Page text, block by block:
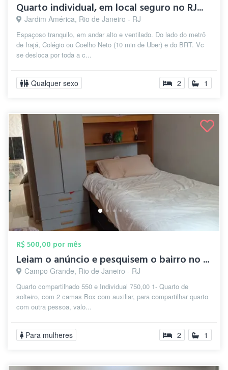
Quarto individual, em local seguro no RJ...
Jardim América, Rio de Janeiro - RJ
Espaçoso tranquilo, em andar alto e ventilado. Do lado do metrô
de Irajá, Colégio ou Coelho Neto (10 min de Uber) e do BRT. Vc
se desloca por toda a c...
Qualquer sexo 2 1
R$ 500,00 por mês
Leiam o anúncio e pesquisem o bairro no ...
Campo Grande, Rio de Janeiro - RJ
Quarto compartilhado 550 e Individual 750,00 1- Quarto de
solteiro, com 2 camas Box com auxiliar, para compartilhar quarto
com outra pessoa, valo...
Para mulheres 2 1